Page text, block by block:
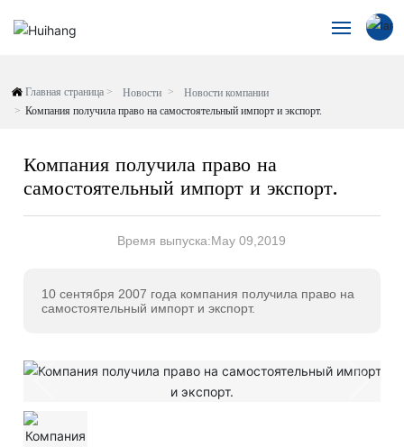
Продукты
О нас
Новости
Поддержка
Свяжитесь
брошюра
Главная страница Новости
Новости компании
Компания получила право на самостоятельный импорт и экспорт.
Компания получила право на
самостоятельный импорт и экспорт.
Время выпуска:May 09,2019
10 сентября 2007 года компания получила право на
самостоятельный импорт и экспорт.